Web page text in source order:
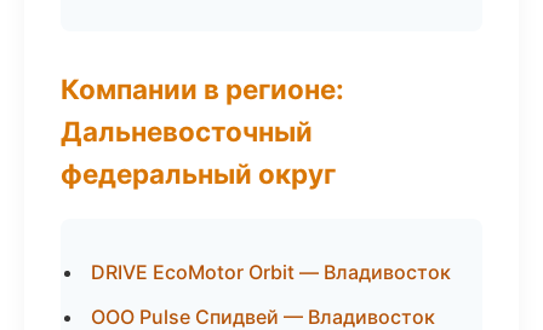
Компании в регионе:
Дальневосточный
федеральный округ
DRIVE EcoMotor Orbit — Владивосток
ООО Pulse Спидвей — Владивосток